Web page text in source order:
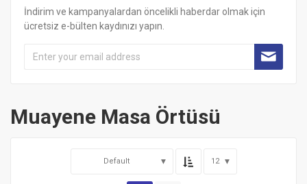
İndirim ve kampanyalardan öncelikli haberdar olmak için
ücretsiz e-bülten kaydınızı yapın.
Muayene Masa Örtüsü
Default 12